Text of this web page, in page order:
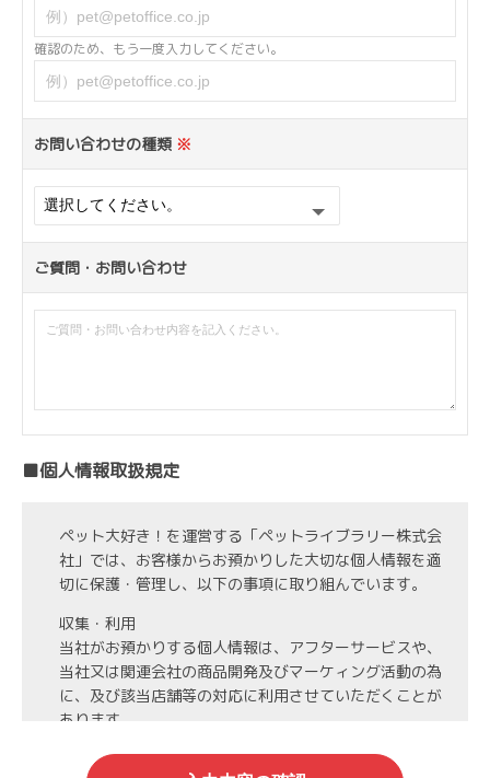
確認のため、もう一度入力してください。
お問い合わせの種類 ※
ご質問・お問い合わせ
■個人情報取扱規定
ペット大好き！を運営する「ペットライブラリー株式会
社」では、お客様からお預かりした大切な個人情報を適
切に保護・管理し、以下の事項に取り組んでいます。
収集・利用
当社がお預かりする個人情報は、アフターサービスや、
当社又は関連会社の商品開発及びマーケィング活動の為
に、及び該当店舗等の対応に利用させていただくことが
あります。
第3者への開示・委託先の管理